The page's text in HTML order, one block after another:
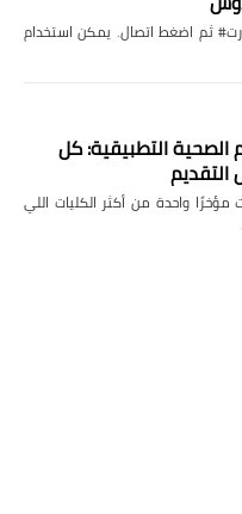
هو: *858*رقم الكارت# ثم اضغط اتصال. يمكن استخدام
الصحية التطبيقية: كل
التقديم
مؤخرًا واحدة من أكثر الكليات اللي